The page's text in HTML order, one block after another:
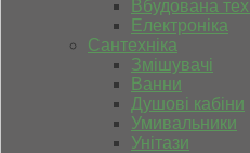
Вбудована
Електроніка
Сантехніка
Змішувачі
Ванни
Душові кабіни
Умивальники
Унітази